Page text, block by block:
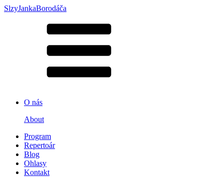
SlzyJankaBorodáča
O nás
About
Program
Repertoár
Blog
Ohlasy
Kontakt